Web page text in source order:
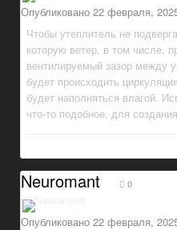
Опубликовано 22 февраля,
Чтобы утеплитель не
которую ветер, в том числе,
вентилируемый зазор между
будет происходить
будет наполняться влагой.
что-то подобное, для
Neuromant 0
Опубликовано 22 февраля,